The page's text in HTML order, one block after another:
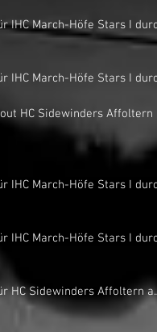
2:0	Tor für IHC March-Höfe Stars
Timeout HC Sidewinders
3:0	Tor für IHC March-Höfe